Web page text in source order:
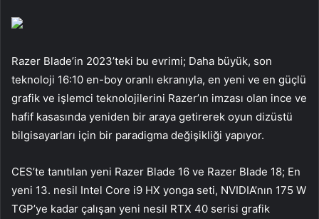
Razer Blade’in 2023’teki bu evrimi; Daha büyük, son
teknoloji 16:10 en-boy oranlı ekranıyla, en yeni ve en güçlü
grafik ve işlemci teknolojilerini Razer’ın imzası olan ince ve
hafif kasasında yeniden bir araya getirerek oyun dizüstü
bilgisayarları için bir paradigma değişikliği yapıyor.
CES’te tanıtılan yeni Razer Blade 16 ve Razer Blade 18; En
yeni 13. nesil Intel Core i9 HX yonga seti, NVIDIA’nın 175 W
TGP’ye kadar çalışan yeni nesil RTX 40 serisi grafik